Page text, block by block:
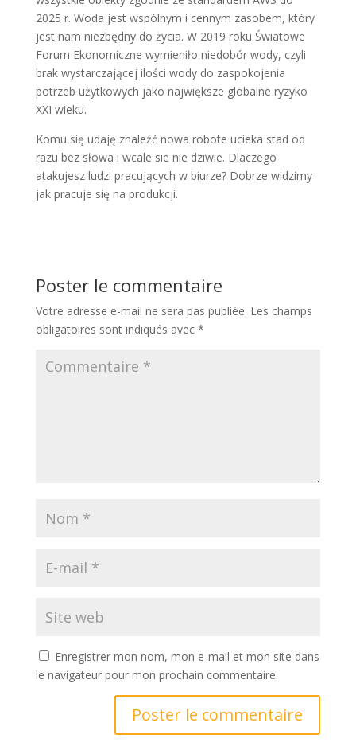
2025 r. Woda jest wspólnym i cennym zasobem, który
jest nam niezbędny do życia. W 2019 roku Światowe
Forum Ekonomiczne wymieniło niedobór wody, czyli
brak wystarczającej ilości wody do zaspokojenia
potrzeb użytkowych jako największe globalne ryzyko
XXI wieku.
Komu się udaję znaleźć nowa robote ucieka stad od
razu bez słowa i wcale sie nie dziwie. Dlaczego
atakujesz ludzi pracujących w biurze? Dobrze widzimy
jak pracuje się na produkcji.
Poster le commentaire
Votre adresse e-mail ne sera pas publiée. Les champs
obligatoires sont indiqués avec *
Enregistrer mon nom, mon e-mail et mon site dans
le navigateur pour mon prochain commentaire.